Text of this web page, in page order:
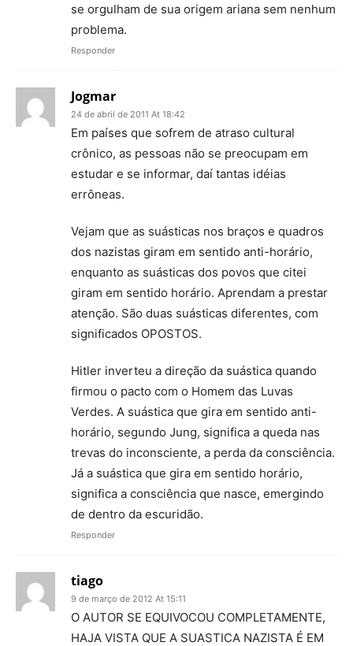
se orgulham de sua origem ariana sem nenhum
problema.
Responder
Jogmar
24 de abril de 2011 At 18:42
Em países que sofrem de atraso cultural
crônico, as pessoas não se preocupam em
estudar e se informar, daí tantas idéias
errôneas.
Vejam que as suásticas nos braços e quadros
dos nazistas giram em sentido anti-horário,
enquanto as suásticas dos povos que citei
giram em sentido horário. Aprendam a prestar
atenção. São duas suásticas diferentes, com
significados OPOSTOS.
Hitler inverteu a direção da suástica quando
firmou o pacto com o Homem das Luvas
Verdes. A suástica que gira em sentido anti-
horário, segundo Jung, significa a queda nas
trevas do inconsciente, a perda da consciência.
Já a suástica que gira em sentido horário,
significa a consciência que nasce, emergindo
de dentro da escuridão.
Responder
tiago
9 de março de 2012 At 15:11
O AUTOR SE EQUIVOCOU COMPLETAMENTE,
HAJA VISTA QUE A SUASTICA NAZISTA É EM